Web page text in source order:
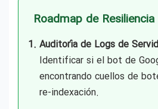
Roadmap de
Auditoría de Logs de
Identificar si el bot de
encontrando cuellos de
re-indexación.